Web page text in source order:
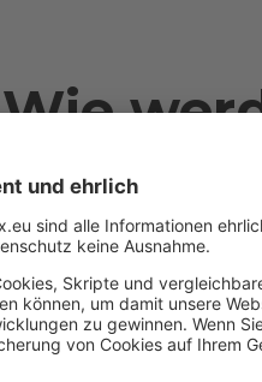
Wie
Wir berechnen
gesamte